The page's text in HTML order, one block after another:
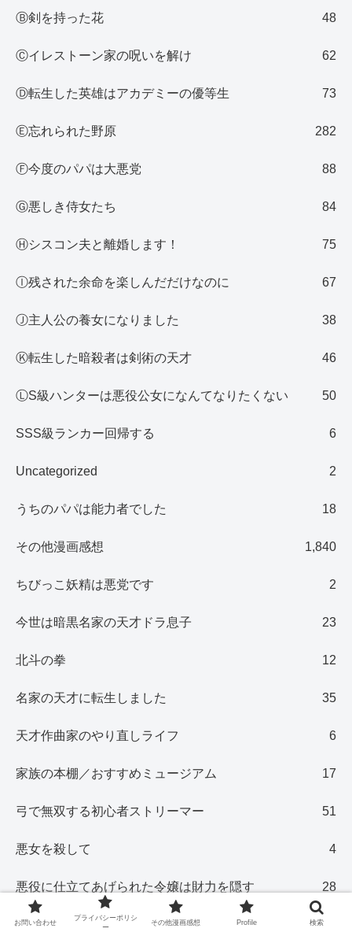
Ⓑ剣を持った花 48
Ⓒイレストーン家の呪いを解け 62
Ⓓ転生した英雄はアカデミーの優等生 73
Ⓔ忘れられた野原 282
Ⓕ今度のパパは大悪党 88
Ⓖ悪しき侍女たち 84
Ⓗシスコン夫と離婚します！ 75
Ⓘ残された余命を楽しんだだけなのに 67
Ⓙ主人公の養女になりました 38
Ⓚ転生した暗殺者は剣術の天才 46
ⓁS級ハンターは悪役公女になんてなりたくない 50
SSS級ランカー回帰する 6
Uncategorized 2
うちのパパは能力者でした 18
その他漫画感想 1,840
ちびっこ妖精は悪党です 2
今世は暗黒名家の天才ドラ息子 23
北斗の拳 12
名家の天才に転生しました 35
天才作曲家のやり直しライフ 6
家族の本棚／おすすめミュージアム 17
弓で無双する初心者ストリーマー 51
悪女を殺して 4
悪役に仕立てあげられた令嬢は財力を隠す 28
悪魔に溺愛されています
お問い合わせ
プライバシーポリシ
ー
その他漫画感想 Profile 検索